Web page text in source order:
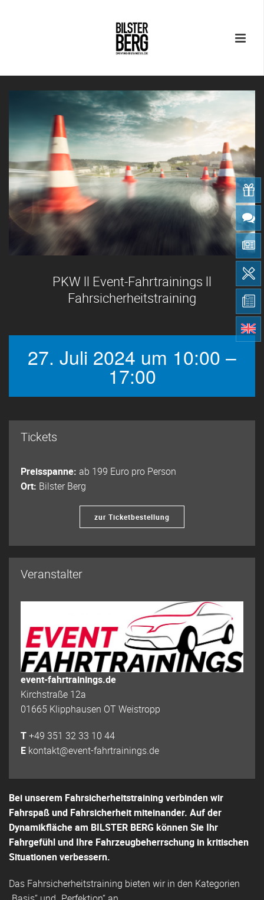
PKW ll Event-Fahrtrainings ll
Fahrsicherheitstraining
27. Juli 2024 um 10:00 –
17:00
Tickets
Preisspanne: ab 199 Euro pro Person
Ort: Bilster Berg
zur Ticketbestellung
Veranstalter
event-fahrtrainings.de
Kirchstraße 12a
01665 Klipphausen OT Weistropp
T+49 351 32 33 10 44
E kontakt@event-fahrtrainings.de
Bei unserem Fahrsicherheitstraining verbinden wir
Fahrspaß und Fahrsicherheit miteinander. Auf der
Dynamikfläche am BILSTER BERG können Sie Ihr
Fahrgefühl und Ihre Fahrzeugbeherrschung in kritischen
Situationen verbessern.
Das Fahrsicherheitstraining bieten wir in den Kategorien